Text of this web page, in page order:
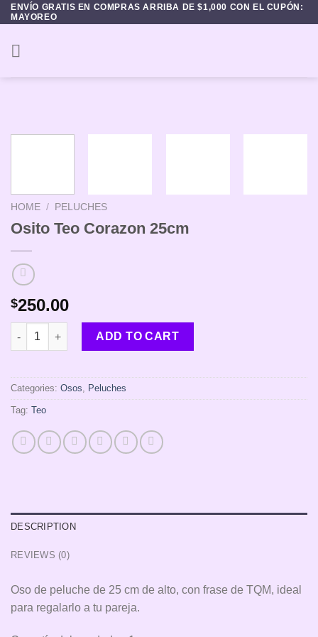
Skip
to
content
ENVÍO GRATIS EN COMPRAS ARRIBA DE $1,000 CON EL CUPÓN:
MAYOREO
HOME / PELUCHES
Osito Teo Corazon 25cm
$250.00
Osito Teo Corazon 25cm quantity
ADD TO CART
Categories: Osos, Peluches
Tag: Teo
DESCRIPTION
REVIEWS (0)
Oso de peluche de 25 cm de alto, con frase de TQM, ideal
para regalarlo a tu pareja.